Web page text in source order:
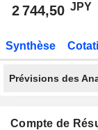
2 744,50 JPY
Synthèse
Prévisions des
Compte de